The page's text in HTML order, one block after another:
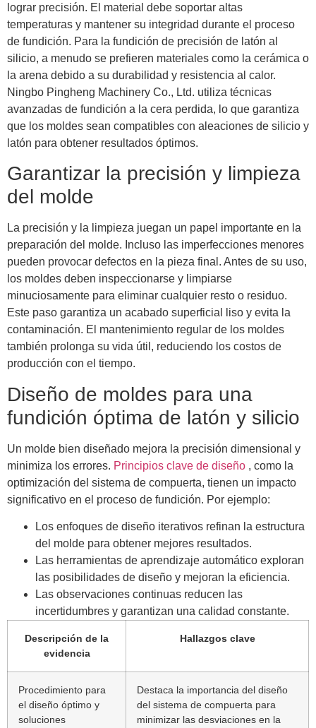
lograr precisión. El material debe soportar altas
temperaturas y mantener su integridad durante el proceso
de fundición. Para la fundición de precisión de latón al
silicio, a menudo se prefieren materiales como la cerámica o
la arena debido a su durabilidad y resistencia al calor.
Ningbo Pingheng Machinery Co., Ltd. utiliza técnicas
avanzadas de fundición a la cera perdida, lo que garantiza
que los moldes sean compatibles con aleaciones de silicio y
latón para obtener resultados óptimos.
Garantizar la precisión y limpieza
del molde
La precisión y la limpieza juegan un papel importante en la
preparación del molde. Incluso las imperfecciones menores
pueden provocar defectos en la pieza final. Antes de su uso,
los moldes deben inspeccionarse y limpiarse
minuciosamente para eliminar cualquier resto o residuo.
Este paso garantiza un acabado superficial liso y evita la
contaminación. El mantenimiento regular de los moldes
también prolonga su vida útil, reduciendo los costos de
producción con el tiempo.
Diseño de moldes para una
fundición óptima de latón y silicio
Un molde bien diseñado mejora la precisión dimensional y
minimiza los errores. Principios clave de diseño , como la
optimización del sistema de compuerta, tienen un impacto
significativo en el proceso de fundición. Por ejemplo:
Los enfoques de diseño iterativos refinan la estructura
del molde para obtener mejores resultados.
Las herramientas de aprendizaje automático exploran
las posibilidades de diseño y mejoran la eficiencia.
Las observaciones continuas reducen las
incertidumbres y garantizan una calidad constante.
Descripción de la
evidencia
Hallazgos clave
Procedimiento para
el diseño óptimo y
soluciones
Destaca la importancia del diseño
del sistema de compuerta para
minimizar las desviaciones en la